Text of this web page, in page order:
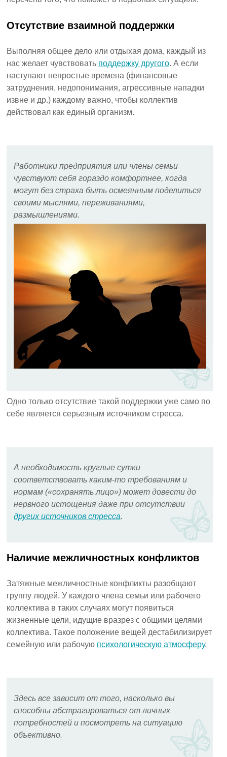
Отсутствие взаимной поддержки
Выполняя общее дело или отдыхая дома, каждый из
нас желает чувствовать поддержку другого. А если
наступают непростые времена (финансовые
затруднения, недопонимания, агрессивные нападки
извне и др.) каждому важно, чтобы коллектив
действовал как единый организм.
Работники предприятия или члены семьи
чувствуют себя гораздо комфортнее, когда
могут без страха быть осмеянным поделиться
своими мыслями, переживаниями,
размышлениями.
Одно только отсутствие такой поддержки уже само по
себе является серьезным источником стресса.
А необходимость круглые сутки
соответствовать каким-то требованиям и
нормам («сохранять лицо») может довести до
нервного истощения даже при отсутствии
других источников стресса.
Наличие межличностных конфликтов
Затяжные межличностные конфликты разобщают
группу людей. У каждого члена семьи или рабочего
коллектива в таких случаях могут появиться
жизненные цели, идущие вразрез с общими целями
коллектива. Такое положение вещей дестабилизирует
семейную или рабочую психологическую атмосферу.
Здесь все зависит от того, насколько вы
способны абстрагироваться от личных
потребностей и посмотреть на ситуацию
объективно.